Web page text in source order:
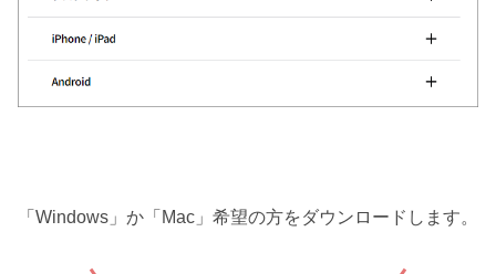
「Windows」か「Mac」希望の方をダウンロードします。